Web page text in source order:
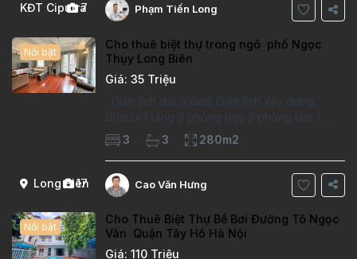
KĐT Ciputra
7 Phạm Tiến Long
Long Biên
17
Nổi bật
Cho thuê biệt thự trong ngõ phố Ngọc
Thụy Long Biên
Giá: 35 Triệu
Diện tích đất 100m2 Diện tích xây dựng
90m2x3 tầng 3 phòng ngủ 3 phòng tắm 1
phòng làm việc Vị trí ý tưởng 10 phút đi bộ tới
trường việt pháp Ngôi nhà được thiết kế theo
kiểu phát cổ,trong khu dân
3 3 280m2
Cao Văn Hưng
Nổi bật
Cho Thuê Biệt Thự Bể Bơi Đường Tô Ngọc
Vân Quận Tây Hồ Hà Nội
Giá: 110 Triệu